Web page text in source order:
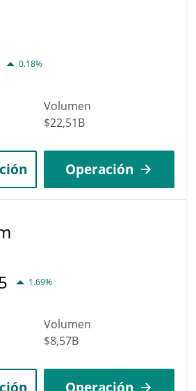
0.18%
Volumen
$22,51B
Operación
1.69%
Volumen
$8,57B
Operación